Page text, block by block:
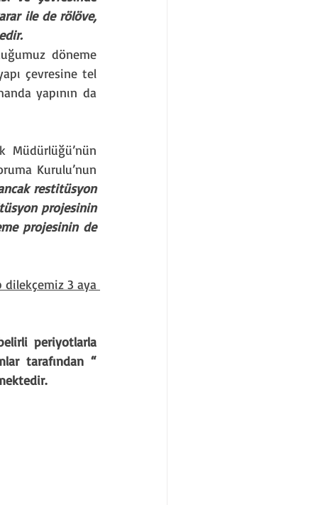
ile de rölöve,
döneme
çevresine tel
yapının da
Müdürlüğü’nün
Kurulu’nun
restitüsyon
projesinin
projesinin de
dilekçemiz 3 aya
periyotlarla
tarafından “